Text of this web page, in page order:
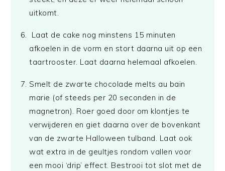
uitkomt.
Laat de cake nog minstens 15 minuten
afkoelen in de vorm en stort daarna uit op een
taartrooster. Laat daarna helemaal afkoelen.
Smelt de zwarte chocolade melts au bain
marie (of steeds per 20 seconden in de
magnetron). Roer goed door om klontjes te
verwijderen en giet daarna over de bovenkant
van de zwarte Halloween tulband. Laat ook
wat extra in de geultjes rondom vallen voor
een mooi ‘drip’ effect. Bestrooi tot slot met de